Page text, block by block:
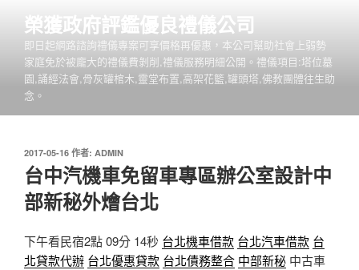
榮獲政府評鑑優良禮儀公司
即日起網路諮詢禮儀專案可享價格再優惠，本公司幫助社會上弱勢
家庭免於被龐大的禮儀費剝削,禮儀服務明細公開。禮儀項目:塔位墓
園,誦經法會,骨灰罐棺木,靈堂布置,高架花籃,罐頭塔,佛教團體往生助
念。
發
佈
於
2017-05-16 作者: ADMIN
台中汽機車免留車專區辦公室設計中
部新秘外燴台北
下午看民宿2點 09分 14秒 台北機車借款 台北汽車借款 台
北貸款代辦 台北優惠貸款 台北債務整合 中部新秘 中古車